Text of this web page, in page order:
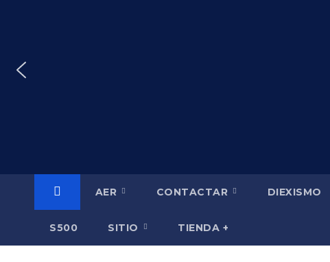
AER CONTACTAR DIEXISMO
S500 SITIO TIENDA +